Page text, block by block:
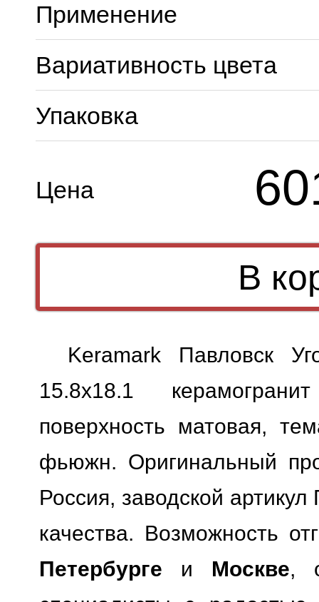
Применение
Вариативность цвета
Упаковка
Цена
Keramark Павловск
15.8x18.1
поверхность матовая,
фьюжн. Оригинальный
Россия, заводской
качества. Возможность
Петербурге и Москве,